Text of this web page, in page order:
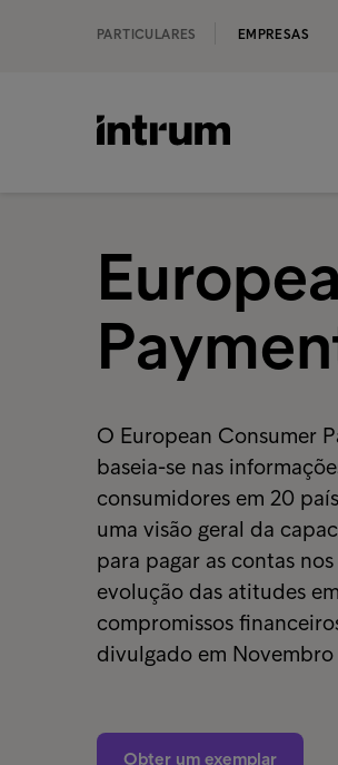
PARTICULARES EMPRESAS
O European Consumer
baseia-se nas
consumidores em 20
uma visão geral da
para pagar as contas
evolução das atitudes
compromissos
divulgado em Novembro
Obter um exemplar